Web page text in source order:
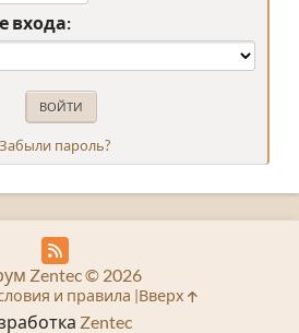
входа:
Забыли пароль?
Zentec
Zentec © 2026
и правила Вверх